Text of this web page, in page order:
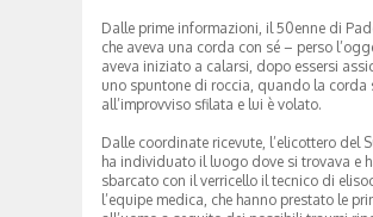
Dalle prime informazioni, il 50enne di
che aveva una corda con sé – perso
aveva iniziato a calarsi, dopo essersi
uno spuntone di roccia, quando la corda
all’improvviso sfilata e lui è volato.
Dalle coordinate ricevute, l’elicottero del
ha individuato il luogo dove si trovava e
sbarcato con il verricello il tecnico di
l’equipe medica, che hanno prestato le